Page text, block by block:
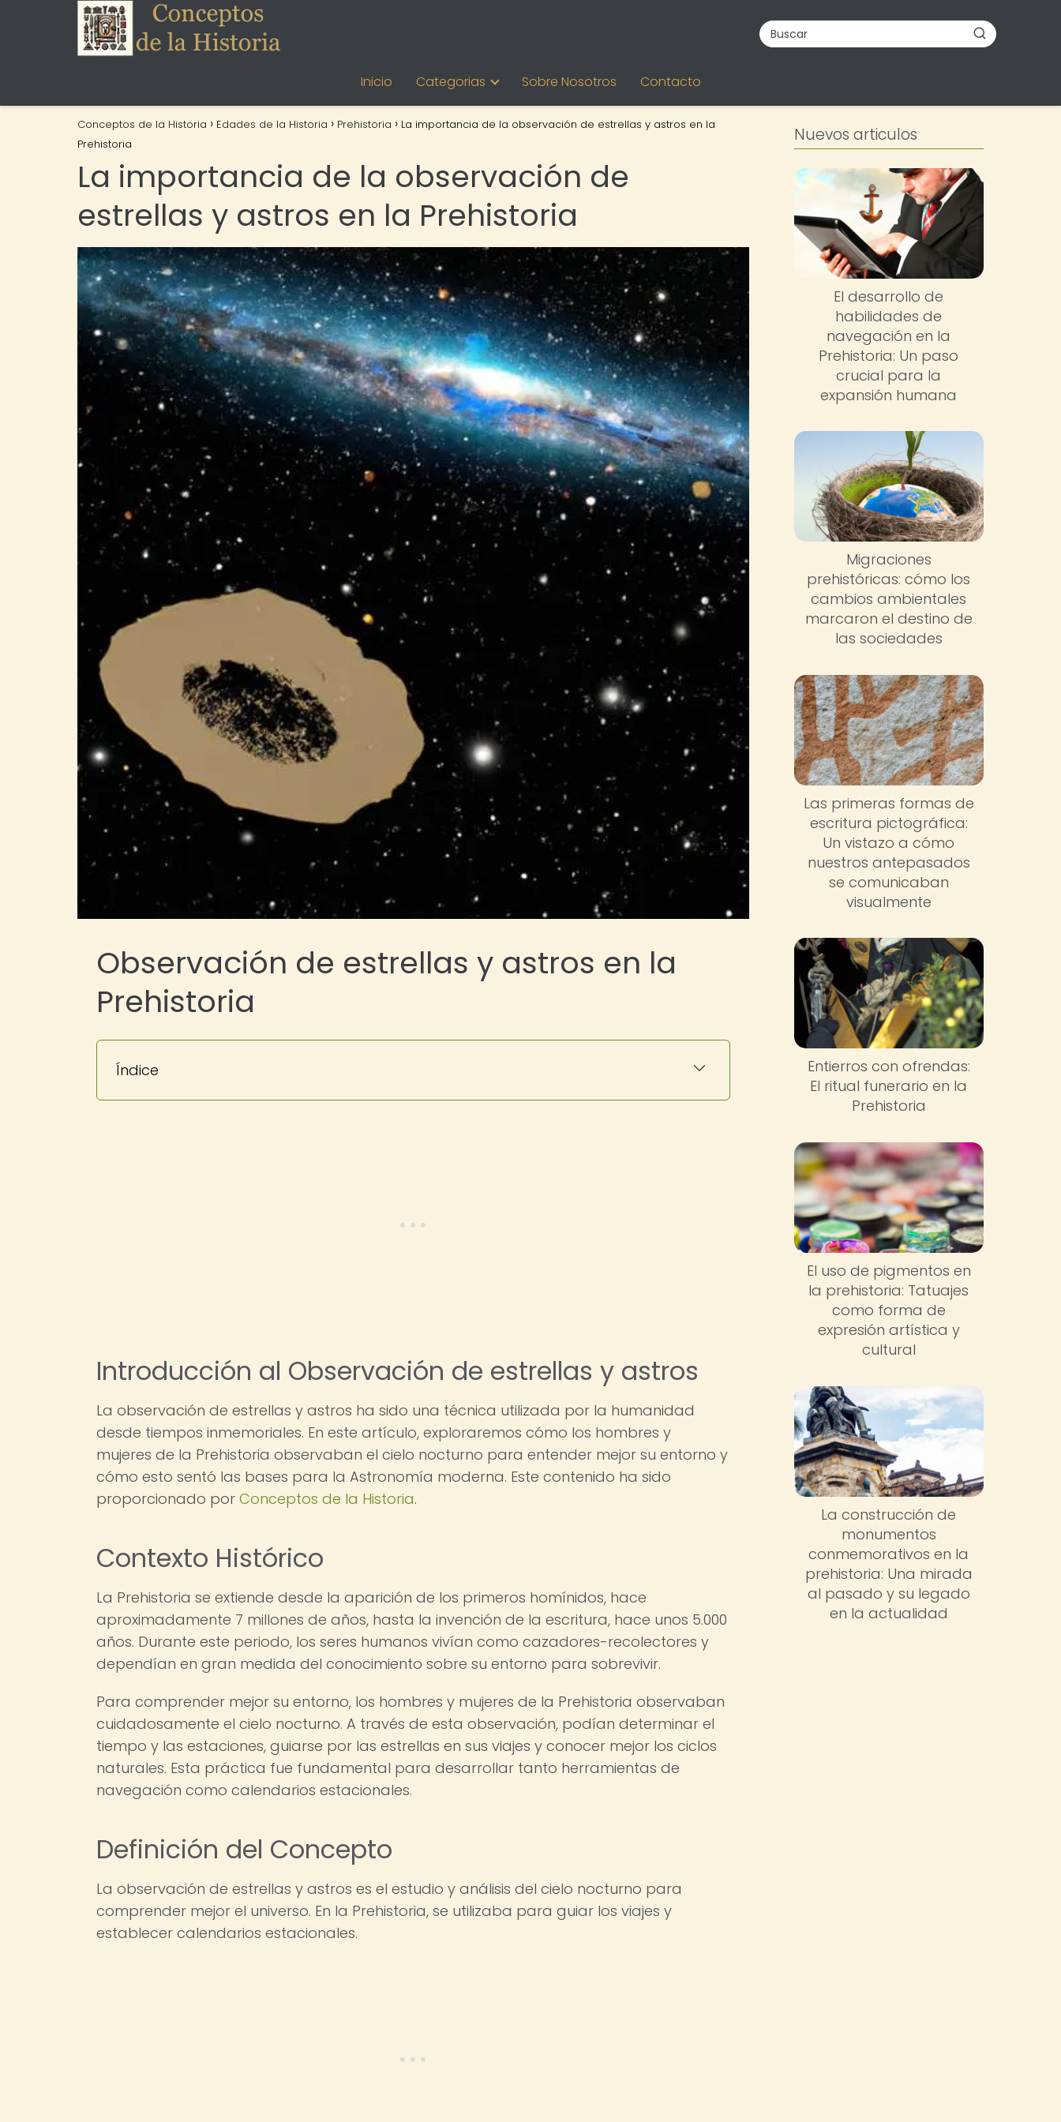
Inicio Categorias Sobre Nosotros Contacto
Conceptos de la Historia Edades de la Historia Prehistoria
La importancia de la observación de estrellas y astros en la
Prehistoria
La importancia de la observación de
estrellas y astros en la Prehistoria
Observación de estrellas y astros en la
Prehistoria
Índice
Introducción al Observación de estrellas y astros
La observación de estrellas y astros ha sido una técnica utilizada por la humanidad
desde tiempos inmemoriales. En este artículo, exploraremos cómo los hombres y
mujeres de la Prehistoria observaban el cielo nocturno para entender mejor su entorno y
cómo esto sentó las bases para la Astronomía moderna. Este contenido ha sido
proporcionado por Conceptos de la Historia.
Contexto Histórico
La Prehistoria se extiende desde la aparición de los primeros homínidos, hace
aproximadamente 7 millones de años, hasta la invención de la escritura, hace unos 5.000
años. Durante este periodo, los seres humanos vivían como cazadores-recolectores y
dependían en gran medida del conocimiento sobre su entorno para sobrevivir.
Para comprender mejor su entorno, los hombres y mujeres de la Prehistoria observaban
cuidadosamente el cielo nocturno. A través de esta observación, podían determinar el
tiempo y las estaciones, guiarse por las estrellas en sus viajes y conocer mejor los ciclos
naturales. Esta práctica fue fundamental para desarrollar tanto herramientas de
navegación como calendarios estacionales.
Definición del Concepto
La observación de estrellas y astros es el estudio y análisis del cielo nocturno para
comprender mejor el universo. En la Prehistoria, se utilizaba para guiar los viajes y
establecer calendarios estacionales.
Nuevos articulos
El desarrollo de
habilidades de
navegación en la
Prehistoria: Un paso
crucial para la
expansión humana
Migraciones
prehistóricas: cómo los
cambios ambientales
marcaron el destino de
las sociedades
Las primeras formas de
escritura pictográfica:
Un vistazo a cómo
nuestros antepasados
se comunicaban
visualmente
Entierros con ofrendas:
El ritual funerario en la
Prehistoria
El uso de pigmentos en
la prehistoria: Tatuajes
como forma de
expresión artística y
cultural
La construcción de
monumentos
conmemorativos en la
prehistoria: Una mirada
al pasado y su legado
en la actualidad